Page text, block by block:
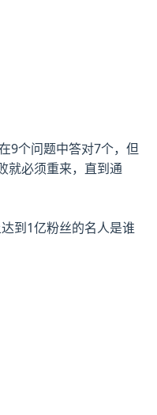
9个问题中答对7个，但
就必须重来，直到通
到1亿粉丝的名人是谁